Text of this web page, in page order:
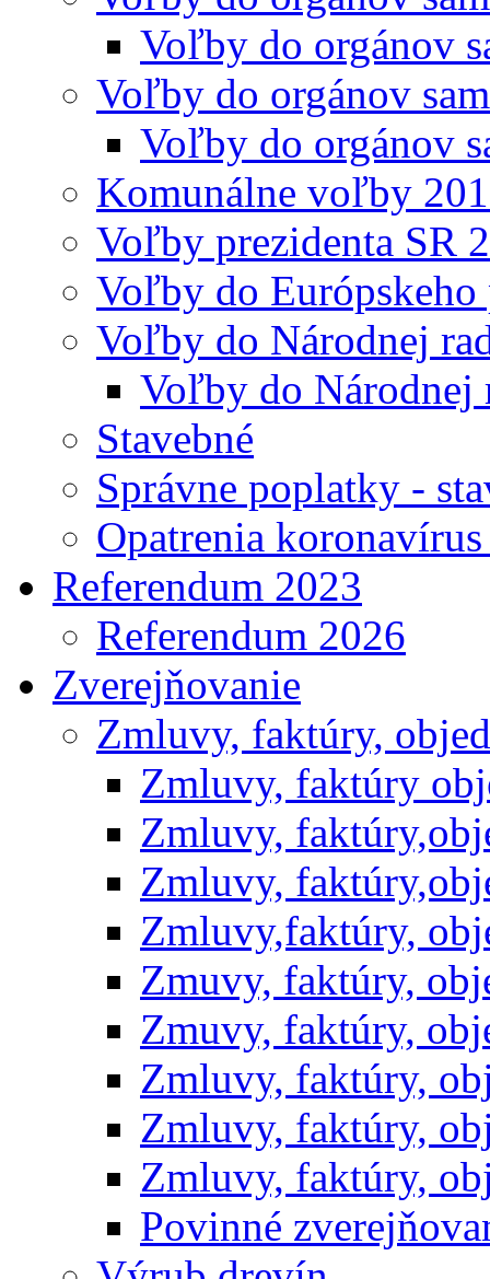
Voľby do orgánov
Voľby do orgánov
Voľby do orgánov
Komunálne voľby
Voľby prezidenta SR
Voľby do Európskeho
Voľby do Národnej
Voľby do Národnej
Stavebné
Správne poplatky -
Opatrenia
Referendum 2023
Referendum 2026
Zverejňovanie
Zmluvy, faktúry,
Zmluvy, faktúry
Zmluvy,
Zmluvy,
Zmluvy,faktúry,
Zmuvy, faktúry,
Zmuvy, faktúry,
Zmluvy, faktúry,
Zmluvy, faktúry,
Zmluvy, faktúry,
Povinné